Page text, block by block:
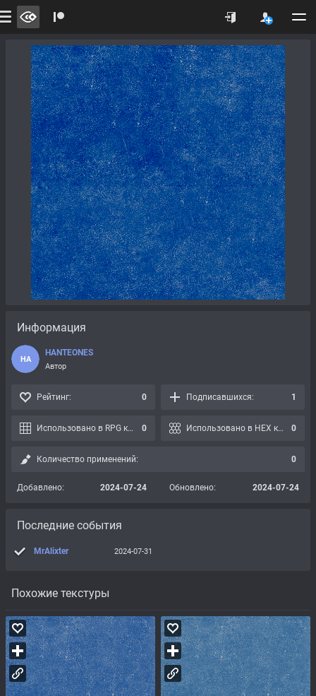
Похожие текстуры
Информация
HA
HANTEONES
Автор
Рейтинг: 0 Подписавшихся: 1
Использовано в RPG картах: 0 Использовано в HEX картах: 0
Количество применений: 0
Добавлено: 2024-07-24 Обновлено: 2024-07-24
Последние события
MrAlixter 2024-07-31